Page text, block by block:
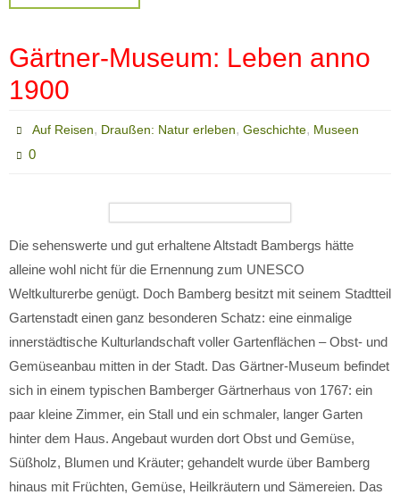
Gärtner-Museum: Leben anno
1900
Auf Reisen, Draußen: Natur erleben,Geschichte, Museen
0
Die sehenswerte und gut erhaltene Altstadt Bambergs hätte
alleine wohl nicht für die Ernennung zum UNESCO
Weltkulturerbe genügt. Doch Bamberg besitzt mit seinem Stadtteil
Gartenstadt einen ganz besonderen Schatz: eine einmalige
innerstädtische Kulturlandschaft voller Gartenflächen – Obst- und
Gemüseanbau mitten in der Stadt. Das Gärtner-Museum befindet
sich in einem typischen Bamberger Gärtnerhaus von 1767: ein
paar kleine Zimmer, ein Stall und ein schmaler, langer Garten
hinter dem Haus. Angebaut wurden dort Obst und Gemüse,
Süßholz, Blumen und Kräuter; gehandelt wurde über Bamberg
hinaus mit Früchten, Gemüse, Heilkräutern und Sämereien. Das